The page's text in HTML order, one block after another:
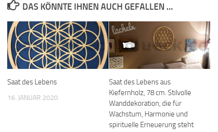
DAS KÖNNTE IHNEN AUCH GEFALLEN …
Saat des Lebens
16. JANUAR 2020
Saat des Lebens aus
Kiefernholz, 78 cm. Stilvolle
Wanddekoration, die für
Wachstum, Harmonie und
spirituelle Erneuerung steht